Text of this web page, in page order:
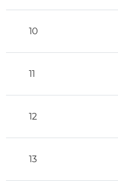
10
11
12
13